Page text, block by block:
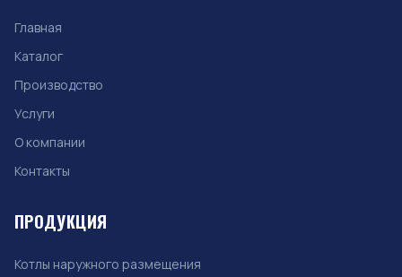
Главная
Каталог
Производство
Услуги
О компании
Контакты
ПРОДУКЦИЯ
Котлы наружного размещения